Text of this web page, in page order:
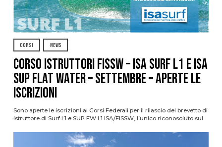
CORSI NEWS
CORSO ISTRUTTORI FISSW – ISA SURF L1 e ISA
SUP Flat Water – SETTEMBRE – APERTE LE
ISCRIZIONI
Sono aperte le iscrizioni ai Corsi Federali per il rilascio del brevetto di
istruttore di Surf L1 e SUP FW L1 ISA/FISSW, l’unico riconosciuto sul